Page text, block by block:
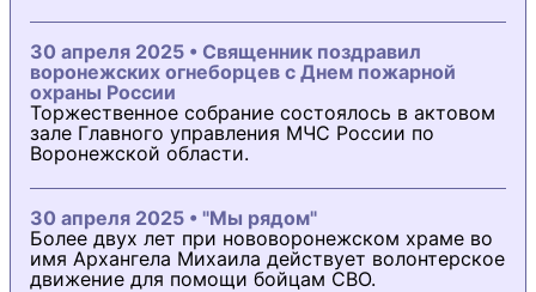
30 апреля 2025 • Священник поздравил
воронежских огнеборцев с Днем пожарной
охраны России
Торжественное собрание состоялось в актовом
зале Главного управления МЧС России по
Воронежской области.
30 апреля 2025 • "Мы рядом"
Более двух лет при нововоронежском храме во
имя Архангела Михаила действует волонтерское
движение для помощи бойцам СВО.